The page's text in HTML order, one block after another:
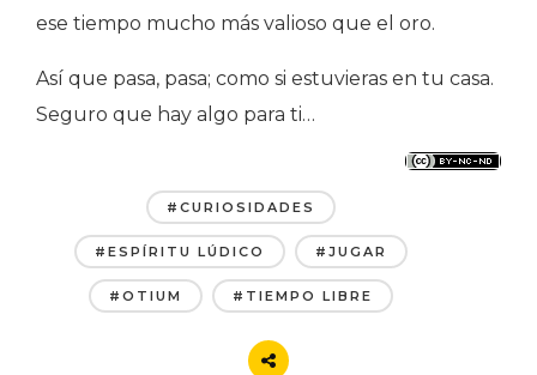
ese tiempo mucho más valioso que el oro.
Así que pasa, pasa; como si estuvieras en tu casa.
Seguro que hay algo para ti…
#CURIOSIDADES
#ESPÍRITU LÚDICO #JUGAR
#OTIUM #TIEMPO LIBRE